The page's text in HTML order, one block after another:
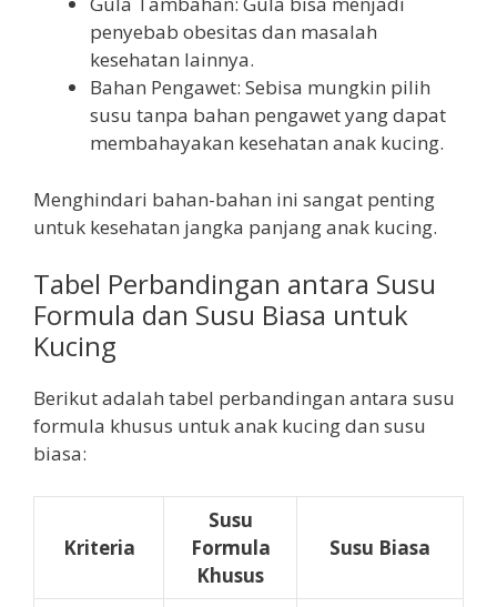
penyebab obesitas dan masalah
kesehatan lainnya.
Bahan Pengawet: Sebisa mungkin pilih
susu tanpa bahan pengawet yang dapat
membahayakan kesehatan anak kucing.
Menghindari bahan-bahan ini sangat penting
untuk kesehatan jangka panjang anak kucing.
Tabel Perbandingan antara Susu
Formula dan Susu Biasa untuk
Kucing
Berikut adalah tabel perbandingan antara susu
formula khusus untuk anak kucing dan susu
biasa:
Kriteria
Susu
Formula
Khusus
Susu Biasa